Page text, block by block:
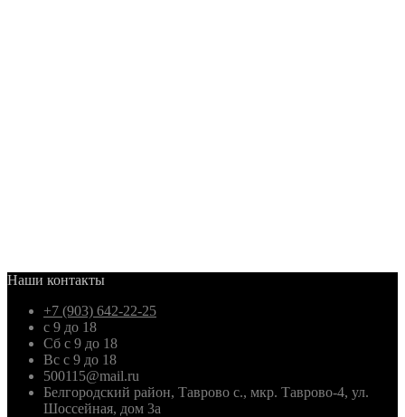
Наши контакты
+7 (903) 642-22-25
с 9 до 18
Сб с 9 до 18
Вс с 9 до 18
500115@mail.ru
Белгородский район, Таврово с., мкр. Таврово-4, ул.
Шоссейная, дом 3а